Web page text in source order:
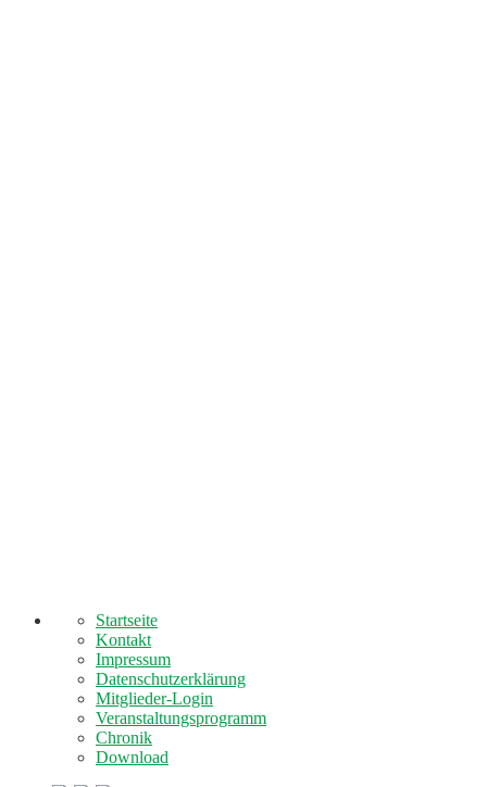
Startseite
Kontakt
Impressum
Datenschutzerklärung
Mitglieder-Login
Veranstaltungsprogramm
Chronik
Download